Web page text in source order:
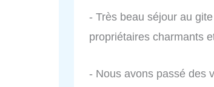
- Très beau séjour au
propriétaires charmants
- Nous avons passé des